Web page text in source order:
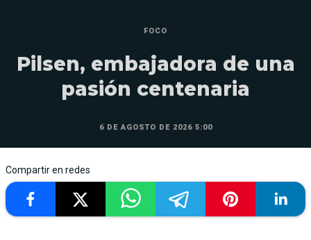
FOCO
Pilsen, embajadora de una
pasión centenaria
6 DE AGOSTO DE 2026 5:00
Compartir en redes